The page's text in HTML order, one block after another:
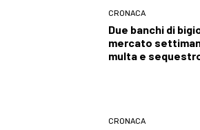
CRONACA
Due banchi di
mercato
multa e
CRONACA